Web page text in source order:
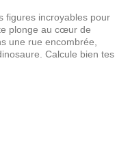
figures incroyables pour
plonge au cœur de
une rue encombrée,
Calcule bien tes